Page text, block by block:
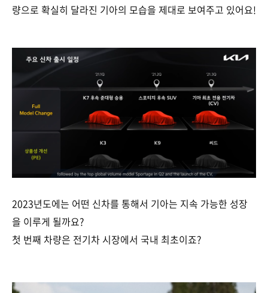
량으로 확실히 달라진 기아의 모습을 제대로 보여주고 있어요!
2023년도에는 어떤 신차를 통해서 기아는 지속 가능한 성장
을 이루게 될까요?
첫 번째 차량은 전기차 시장에서 국내 최초이죠?